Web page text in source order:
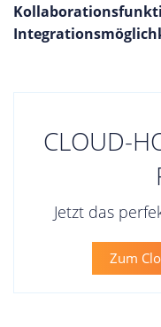
CLOUD-
Jetzt das
Zum